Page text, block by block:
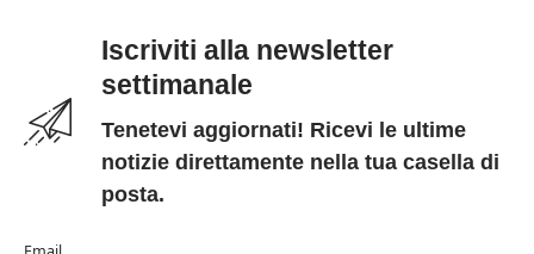
Iscriviti alla newsletter
settimanale
Tenetevi aggiornati! Ricevi le ultime
notizie direttamente nella tua casella di
posta.